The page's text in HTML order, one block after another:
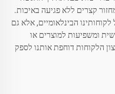
קצרים ללא פגיעה באיכות.
הבינלאומיים, אלא גם
ומשפיעות למוצרים או
הלקוחות דוחפת אותנו לספק